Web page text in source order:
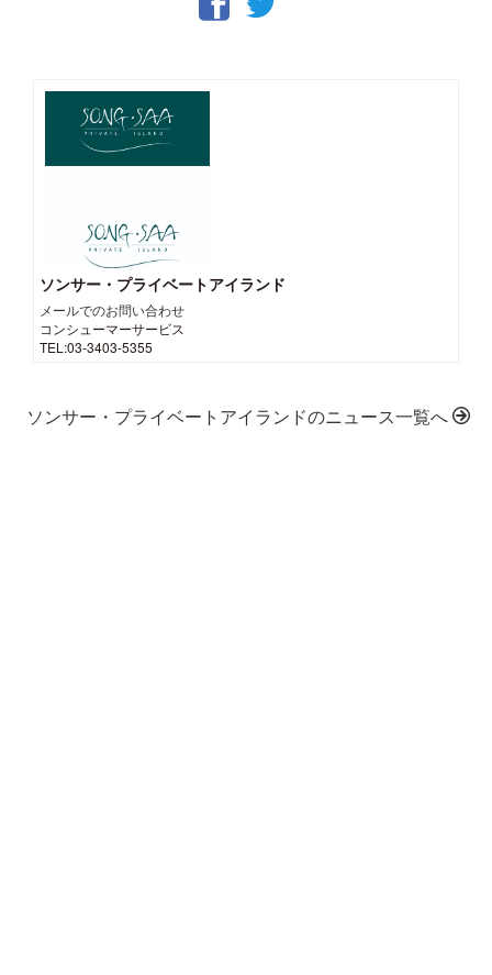
ソンサー・プライベートアイランド
メールでのお問い合わせ
コンシューマーサービス
TEL:03-3403-5355
ソンサー・プライベートアイランドのニュース一覧へ